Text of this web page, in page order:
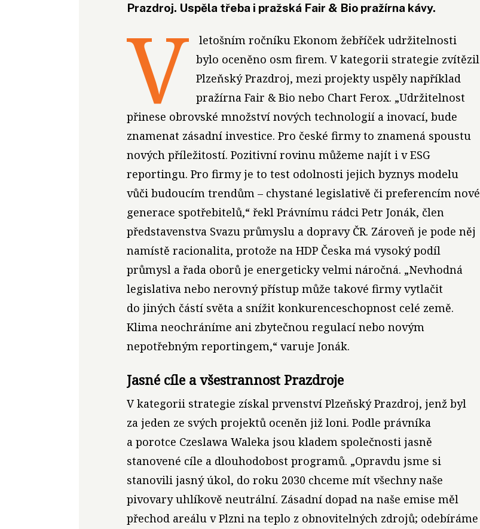
Prazdroj. Uspěla třeba i pražská Fair & Bio pražírna kávy.
V
letošním ročníku Ekonom žebříček udržitelnosti
bylo oceněno osm firem. V kategorii strategie zvítězil
Plzeňský Prazdroj, mezi projekty uspěly například
pražírna Fair & Bio nebo Chart Ferox. „Udržitelnost
přinese obrovské množství nových technologií a inovací, bude
znamenat zásadní investice. Pro české firmy to znamená spoustu
nových příležitostí. Pozitivní rovinu můžeme najít i v ESG
reportingu. Pro firmy je to test odolnosti jejich byznys modelu
vůči budoucím trendům – chystané legislativě či preferencím nové
generace spotřebitelů,“ řekl Právnímu rádci Petr Jonák, člen
představenstva Svazu průmyslu a dopravy ČR. Zároveň je pode něj
namístě racionalita, protože na HDP Česka má vysoký podíl
průmysl a řada oborů je energeticky velmi náročná. „Nevhodná
legislativa nebo nerovný přístup může takové firmy vytlačit
do jiných částí světa a snížit konkurenceschopnost celé země.
Klima neochráníme ani zbytečnou regulací nebo novým
nepotřebným reportingem,“ varuje Jonák.
Jasné cíle a všestrannost Prazdroje
V kategorii strategie získal prvenství Plzeňský Prazdroj, jenž byl
za jeden ze svých projektů oceněn již loni. Podle právníka
a porotce Czeslawa Waleka jsou kladem společnosti jasně
stanovené cíle a dlouhodobost programů. „Opravdu jsme si
stanovili jasný úkol, do roku 2030 chceme mít všechny naše
pivovary uhlíkově neutrální. Zásadní dopad na naše emise měl
přechod areálu v Plzni na teplo z obnovitelných zdrojů; odebíráme